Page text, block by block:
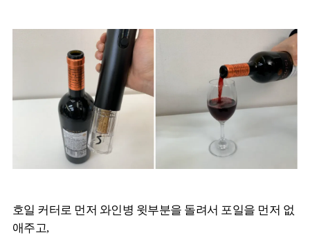
호일 커터로 먼저 와인병 윗부분을 돌려서 포일을 먼저 없
애주고,